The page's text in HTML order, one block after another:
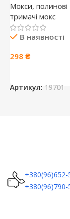
Мокси, полинові
тримачі мокс
В наявності
298 ₴
Артикул: 19701
+380(96)652-
+380(96)790-